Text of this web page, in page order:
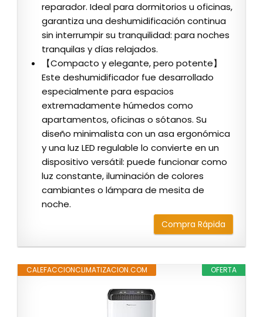
reparador. Ideal para dormitorios u oficinas,
garantiza una deshumidificación continua
sin interrumpir su tranquilidad: para noches
tranquilas y días relajados.
【Compacto y elegante, pero potente】
Este deshumidificador fue desarrollado
especialmente para espacios
extremadamente húmedos como
apartamentos, oficinas o sótanos. Su
diseño minimalista con un asa ergonómica
y una luz LED regulable lo convierte en un
dispositivo versátil: puede funcionar como
luz constante, iluminación de colores
cambiantes o lámpara de mesita de
noche.
Compra Rápida
OFERTA
CALEFACCIONCLIMATIZACION.COM